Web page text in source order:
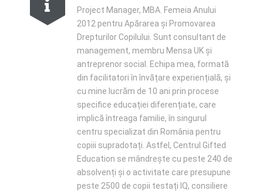
Project Manager, MBA. Femeia Anului
2012 pentru Apărarea și Promovarea
Drepturilor Copilului. Sunt consultant de
management, membru Mensa UK și
antreprenor social. Echipa mea, formată
din facilitatori în învățare experiențială, și
cu mine lucrăm de 10 ani prin procese
specifice educației diferențiate, care
implică întreaga familie, în singurul
centru specializat din România pentru
copiii supradotați. Astfel, Centrul Gifted
Education se mândrește cu peste 240 de
absolvenți și o activitate care presupune
peste 2500 de copii testați IQ, consiliere